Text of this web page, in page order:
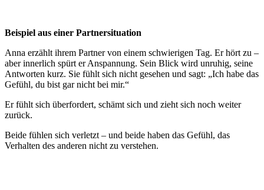
Beispiel aus einer Partnersituation
Anna erzählt ihrem Partner von einem schwierigen Tag. Er hört zu –
aber innerlich spürt er Anspannung. Sein Blick wird unruhig, seine
Antworten kurz. Sie fühlt sich nicht gesehen und sagt: „Ich habe das
Gefühl, du bist gar nicht bei mir.“
Er fühlt sich überfordert, schämt sich und zieht sich noch weiter
zurück.
Beide fühlen sich verletzt – und beide haben das Gefühl, das
Verhalten des anderen nicht zu verstehen.